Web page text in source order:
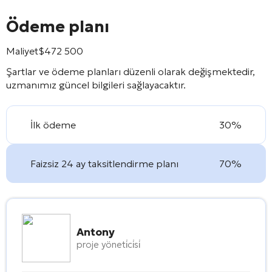
Ödeme planı
Maliyet$472 500
Şartlar ve ödeme planları düzenli olarak değişmektedir,
uzmanımız güncel bilgileri sağlayacaktır.
İlk ödeme 30%
Faizsiz 24 ay taksitlendirme planı 70%
Antony
proje yöneti̇ci̇si̇